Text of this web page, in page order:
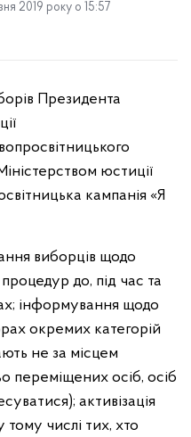
2019 року о 15:57
Президента
юстиції
кампанія «Я
виборців щодо
до, під час та
інформування щодо
окремих категорій
не за місцем
переміщених осіб, осіб
активізація
тому числі тих, хто